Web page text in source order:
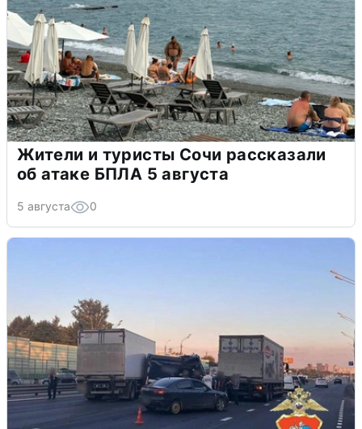
Жители и туристы Сочи рассказали
об атаке БПЛА 5 августа
5 августа 0